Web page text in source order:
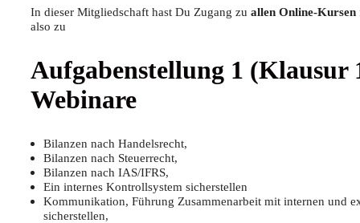
In die­ser Mit­glied­schaft hast Du Zugang zu allen Online-Kur­sen
also zu
Auf­ga­ben­stel­lung 1
Webinare
Bilan­zen nach Handelsrecht,
Bilan­zen nach Steuerrecht,
Bilan­zen nach IAS/IFRS,
Ein inter­nes Kon­troll­sys­tem sicherstellen
Kom­mu­ni­ka­ti­on, Füh­rung Zusam­men­ar­beit mit inter­nen und
sicherstellen,